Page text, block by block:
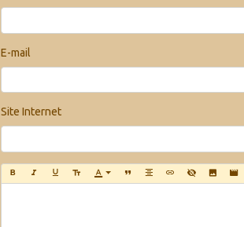
E-mail
Site Internet